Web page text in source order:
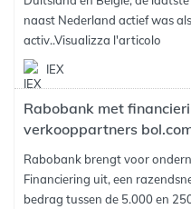
naast Nederland actief was
activ..Visualizza l'articolo
IEX
Rabobank met
verkooppartners
Rabobank brengt voor
Financiering uit, een
bedrag tussen de 5.000 en